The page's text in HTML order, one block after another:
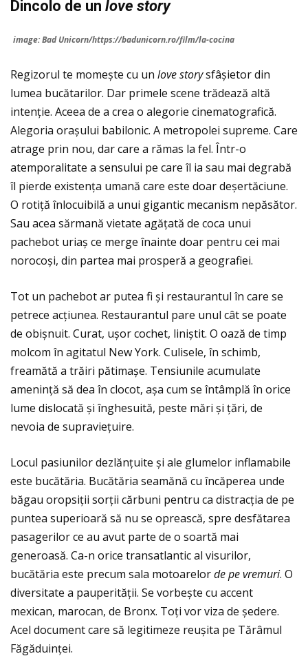
Dincolo de un love story
image: Bad Unicorn/https://badunicorn.ro/film/la-cocina
Regizorul te momește cu un love storysfâșietor din
lumea bucătarilor. Dar primele scene trădează altă
intenție. Aceea de a crea o alegorie cinematografică.
Alegoria orașului babilonic. A metropolei supreme. Care
atrage prin nou, dar care a rămas la fel. Într-o
atemporalitate a sensului pe care îl ia sau mai degrabă
îl pierde existența umană care este doar deșertăciune.
O rotiţă înlocuibilă a unui gigantic mecanism nepăsător.
Sau acea sărmană vietate agățată de coca unui
pachebot uriaș ce merge înainte doar pentru cei mai
norocoși, din partea mai prosperă a geografiei.
Tot un pachebot ar putea fi și restaurantul în care se
petrece acțiunea. Restaurantul pare unul cât se poate
de obișnuit. Curat, ușor cochet, liniștit. O oază de timp
molcom în agitatul New York. Culisele, în schimb,
freamătă a trăiri pătimașe. Tensiunile acumulate
ameninţă să dea în clocot, așa cum se întâmplă în orice
lume dislocată și înghesuită, peste mări și ţări, de
nevoia de supravieţuire.
Locul pasiunilor dezlănţuite și ale glumelor inflamabile
este bucătăria. Bucătăria seamănă cu încăperea unde
băgau oropsiții sorții cărbuni pentru ca distracția de pe
puntea superioară să nu se oprească, spre desfătarea
pasagerilor ce au avut parte de o soartă mai
generoasă. Ca-n orice transatlantic al visurilor,
bucătăria este precum sala motoarelordepe vremuri. O
diversitate a pauperităţii. Se vorbește cu accent
mexican, marocan, de Bronx. Toți vor viza de ședere.
Acel document care să legitimeze reușita pe Tărâmul
Făgăduinței.